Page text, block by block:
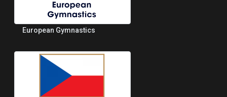
European Gymnastics